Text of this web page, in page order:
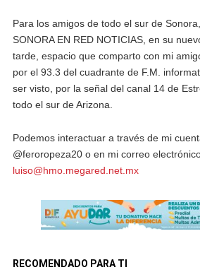
Para los amigos de todo el sur de
SONORA EN RED NOTICIAS, en su
tarde, espacio que comparto con mi
por el 93.3 del cuadrante de F.M.
ser visto, por la señal del canal 14 de
todo el sur de Arizona.
Podemos interactuar a través de mi
@feroropeza20 o en mi correo
luiso@hmo.megared.net.mx
RECOMENDADO PARA TI